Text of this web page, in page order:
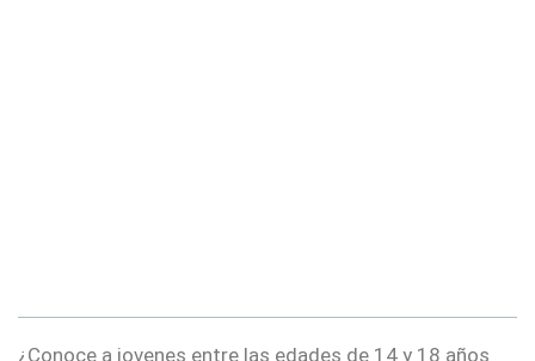
¿Conoce a jovenes entre las edades de 14 y 18 años